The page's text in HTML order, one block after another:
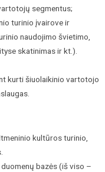
segmentus;
turinio įvairove ir
naudojimo švietimo,
skatinimas ir kt.).
kurti šiuolaikinio vartotojo
kultūros turinio,
bazės (iš viso –